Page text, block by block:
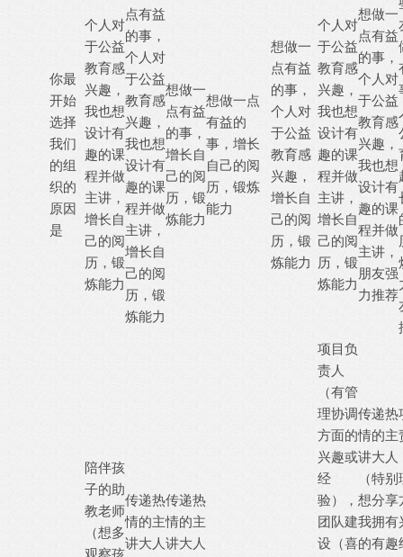
你最
开始
选择
我们
的组
织的
原因
是
个人对
于公益
教育感
兴趣，
我也想
设计有
趣的课
程并做
主讲，
增长自
己的阅
历，锻
炼能力
点有益
的事，
个人对
于公益
教育感
兴趣，
我也想
设计有
趣的课
程并做
主讲，
增长自
己的阅
历，锻
炼能力
想做一
点有益
的事，
增长自
己的阅
历，锻
炼能力
想做一点
有益的
事，增长
自己的阅
历，锻炼
能力
想做一
点有益
的事，
个人对
于公益
教育感
兴趣，
增长自
己的阅
历，锻
炼能力
个人对
于公益
教育感
兴趣，
我也想
设计有
趣的课
程并做
主讲，
增长自
己的阅
历，锻
炼能力
想做一
点有益
的事，
个人对
于公益
教育感
兴趣，
我也想
设计有
趣的课
程并做
主讲，
朋友强
力推荐
陪伴孩
子的助
教老师
（想多
观察孩
传递热
情的主
讲大人
传递热
情的主
讲大人
项目负
责人
（有管
理协调
方面的
兴趣或
经
验），
团队建
设（喜
传递热
情的主
讲大人
（特别
想分享
我拥有
的有趣